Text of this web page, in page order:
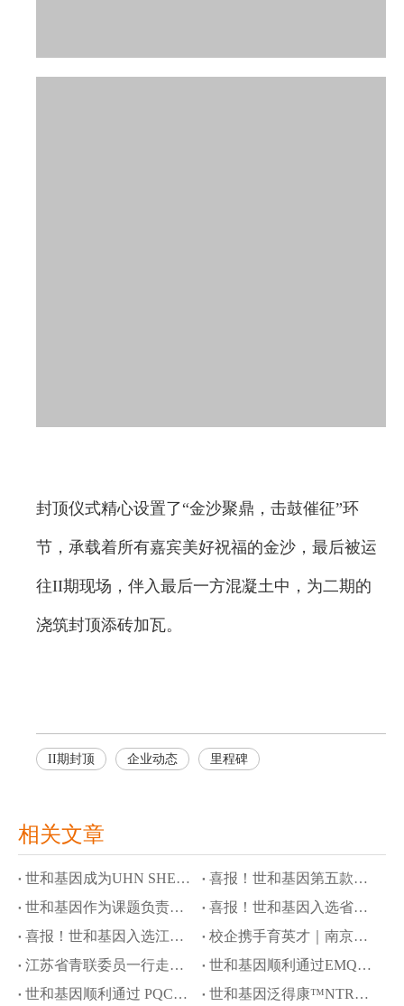
封顶仪式精心设置了“金沙聚鼎，击鼓催征”环
节，承载着所有嘉宾美好祝福的金沙，最后被运
往II期现场，伴入最后一方混凝土中，为二期的
浇筑封顶添砖加瓦。
II期封顶 企业动态 里程碑
相关文章
世和基因成为UHN SHERLOCK研究首个商业基因检测合作伙伴
喜报！世和基因第五款产品进入创新医疗器械通道
世和基因作为课题负责单位参与国家科技重大专项，攻关隐匿性肿瘤液体活检
喜报！世和基因入选省级高质量数据集建设先行先试项目
喜报！世和基因入选江苏省工信领域行业高质量数据集建设先行先试名单
校企携手育英才｜南京大学奖学金颁奖仪式暨世和基因企业开放日
江苏省青联委员一行走访世和基因
世和基因顺利通过EMQN四项室间质评
世和基因顺利通过 PQCC 胃癌 Claudin 18.2 免疫组化判读能力验证
世和基因泛得康™NTRK试剂盒再获批瑞普替尼伴随诊断